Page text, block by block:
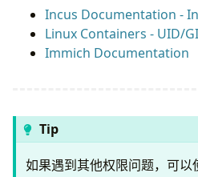
incus exec debain --
# Step 4: Verify access
# Edit docker-
Incus Documentation -
Linux Containers - UID/
Immich Documentation
Tip
如果遇到其他权限问题，可以